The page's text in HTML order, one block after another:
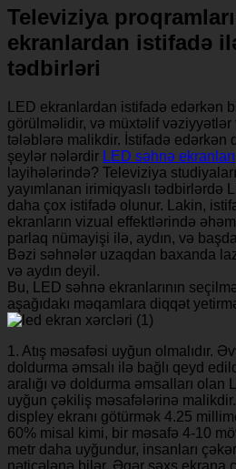
Televiziya
ekranlardan istifadə
tədbirləri
LED ekranlardan istifadə edərkən
görülməlidir, və müxtəlif
tələblərə malikdir. İstifadə edərkən
şeylər nələrdir LED səhnə ekranları
layihələrində? Televiziya
yayımlanan irimiqyaslı tədbirlərdə
daha çox istifadə olunur. Lakin,
ekranların vizual effektlərində
parlaq nümayişi ilə, aydın, və
Bəzi səhnələr uzaqdan baxanda
və aydın deyil.
Bu, LED səhnə ekranlarının
aşağıdakı məqamlara diqqət
1. Atış məsafəsi uyğun olmalıdır.
doldurma əmsalı ilə bağlı qeyd
aralığı və doldurma əmsalları olan
uyğun çəkiliş məsafələrinə
displey ekranı götürmək 4.25
60% misal kimi, bir məsafə 4-10
metr daha uyğundur, insanları
nəticələnə bilər. Əgər şəxs ekrana